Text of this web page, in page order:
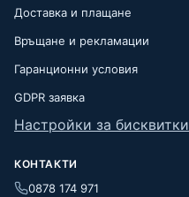
Доставка и плащане
Връщане и рекламации
Гаранционни условия
GDPR заявка
Настройки за бисквитки
КОНТАКТИ
0878 174 971